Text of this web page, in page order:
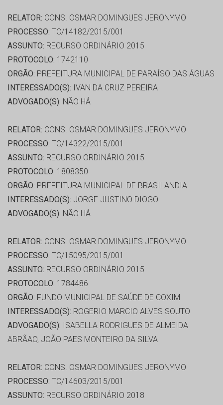
RELATOR: CONS. OSMAR DOMINGUES JERONYMO
PROCESSO: TC/14182/2015/001
ASSUNTO: RECURSO ORDINÁRIO 2015
PROTOCOLO: 1742110
ORGÃO: PREFEITURA MUNICIPAL DE PARAÍSO DAS ÁGUAS
INTERESSADO(S): IVAN DA CRUZ PEREIRA
ADVOGADO(S): NÃO HÁ
RELATOR: CONS. OSMAR DOMINGUES JERONYMO
PROCESSO: TC/14322/2015/001
ASSUNTO: RECURSO ORDINÁRIO 2015
PROTOCOLO: 1808350
ORGÃO: PREFEITURA MUNICIPAL DE BRASILANDIA
INTERESSADO(S): JORGE JUSTINO DIOGO
ADVOGADO(S): NÃO HÁ
RELATOR: CONS. OSMAR DOMINGUES JERONYMO
PROCESSO: TC/15095/2015/001
ASSUNTO: RECURSO ORDINÁRIO 2015
PROTOCOLO: 1784486
ORGÃO: FUNDO MUNICIPAL DE SAÚDE DE COXIM
INTERESSADO(S): ROGERIO MARCIO ALVES SOUTO
ADVOGADO(S): ISABELLA RODRIGUES DE ALMEIDA
ABRÃAO, JOÃO PAES MONTEIRO DA SILVA
RELATOR: CONS. OSMAR DOMINGUES JERONYMO
PROCESSO: TC/14603/2015/001
ASSUNTO: RECURSO ORDINÁRIO 2018